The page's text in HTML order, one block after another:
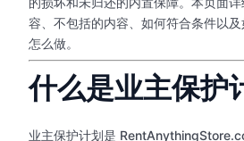
容、不包括的内容、如何符合条件以
怎么做。
什么是业主保护
业主保护计划是